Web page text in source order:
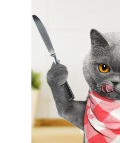
Публикации